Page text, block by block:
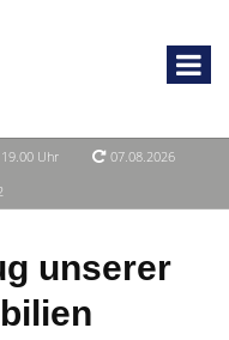
Uhr
07.08.2026
unserer